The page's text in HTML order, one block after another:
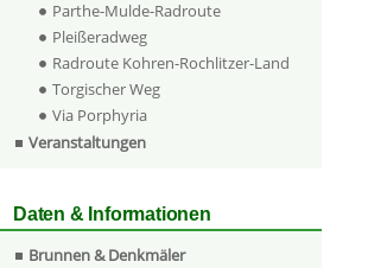
Parthe-Mulde-Radroute
Pleißeradweg
Radroute Kohren-Rochlitzer-Land
Torgischer Weg
Via Porphyria
Veranstaltungen
Daten & Informationen
Brunnen & Denkmäler